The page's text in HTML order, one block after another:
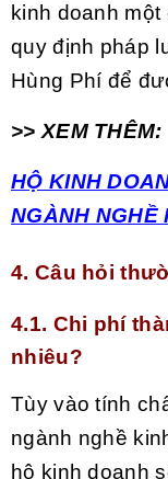
kinh doanh
quy định pháp
Hùng Phí để
>> XEM THÊM:
HỘ KINH
NGÀNH NGHỀ
4. Câu hỏi
4.1. Chi phí
nhiêu?
Tùy vào tính
ngành nghề
hộ kinh doanh